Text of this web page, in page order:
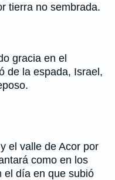
tierra no sembrada.
gracia en el
de la espada, Israel,
el valle de Acor por
como en los
el día en que subió